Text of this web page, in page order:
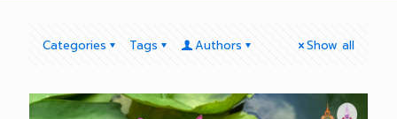
Categories Tags Authors Show all